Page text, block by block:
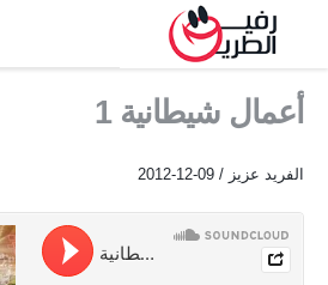
أعمال شيطانية 1
الفريد عزيز / 09-12-2012